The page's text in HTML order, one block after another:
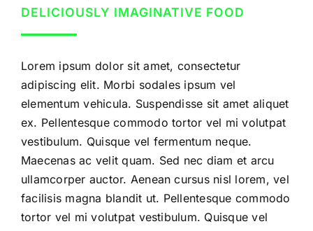
DELICIOUSLY IMAGINATIVE FOOD
Lorem ipsum dolor sit amet, consectetur
adipiscing elit. Morbi sodales ipsum vel
elementum vehicula. Suspendisse sit amet aliquet
ex. Pellentesque commodo tortor vel mi volutpat
vestibulum. Quisque vel fermentum neque.
Maecenas ac velit quam. Sed nec diam et arcu
ullamcorper auctor. Aenean cursus nisl lorem, vel
facilisis magna blandit ut. Pellentesque commodo
tortor vel mi volutpat vestibulum. Quisque vel